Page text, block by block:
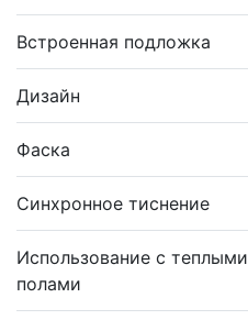
Встроенная подложка
Дизайн
Фаска
Синхронное тиснение
Использование с теплыми
полами